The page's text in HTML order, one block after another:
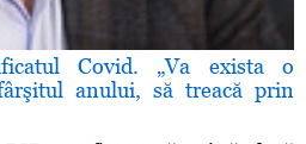
Covid. „Va exista o
anului, să treacă prin